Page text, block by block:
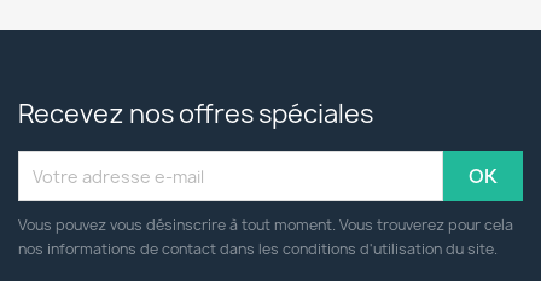
Recevez nos offres spéciales
Vous pouvez vous désinscrire à tout moment. Vous trouverez pour cela
nos informations de contact dans les conditions d'utilisation du site.